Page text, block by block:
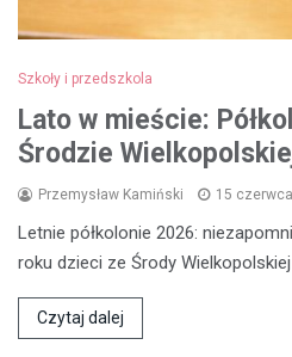
Szkoły i przedszkola
Lato w mieście:
Środzie
Przemysław Kamiński 15
Letnie półkolonie 2026:
roku dzieci ze Środy
Czytaj dalej